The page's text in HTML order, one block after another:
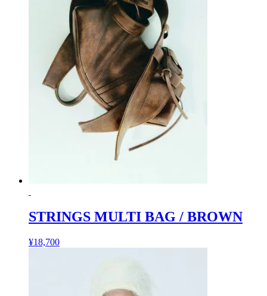
STRINGS MULTI BAG / BROWN
¥18,700